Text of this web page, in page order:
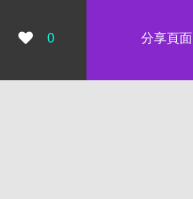
瀏覽數：
0 分享頁面